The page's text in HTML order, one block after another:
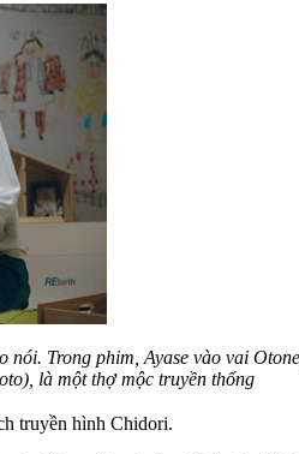
Trong phim, Ayase vào vai
là một thợ mộc truyền thống
truyền hình Chidori.